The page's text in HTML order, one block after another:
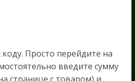
коду. Просто перейдите на
введите сумму
странице с товаром) и